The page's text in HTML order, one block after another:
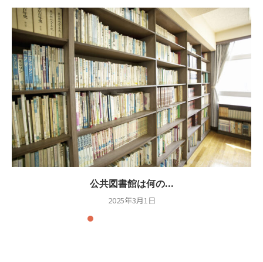
公共図書館は何の...
2025年3月1日